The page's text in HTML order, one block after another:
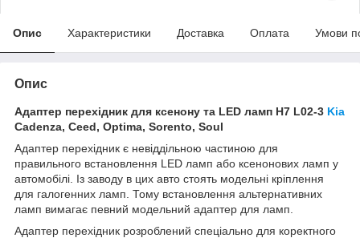
Опис Характеристики Доставка Оплата Умови
Опис
Адаптер перехідник для ксенону та LED ламп H7 L02-3 Kia
Cadenza, Ceed, Optima, Sorento, Soul
Адаптер перехідник є невіддільною частиною для
правильного встановлення LED ламп або ксенонових ламп у
автомобілі. Із заводу в цих авто стоять модельні кріплення
для галогенних ламп. Тому встановлення альтернативних
ламп вимагає певний модельний адаптер для ламп.
Адаптер перехідник розроблений спеціально для коректного